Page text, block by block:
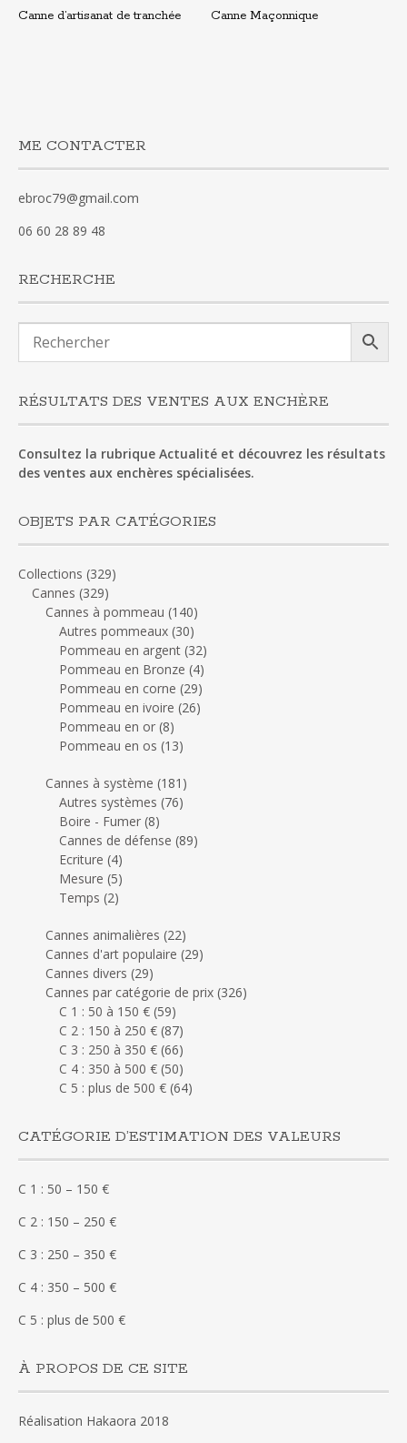
Canne d’artisanat de tranchée Canne Maçonnique
ME CONTACTER
ebroc79@gmail.com
06 60 28 89 48
RECHERCHE
RÉSULTATS DES VENTES AUX ENCHÈRE
Consultez la rubrique Actualité et découvrez les résultats
des ventes aux enchères spécialisées.
OBJETS PAR CATÉGORIES
Collections (329)
Cannes (329)
Cannes à pommeau (140)
Autres pommeaux (30)
Pommeau en argent (32)
Pommeau en Bronze (4)
Pommeau en corne (29)
Pommeau en ivoire (26)
Pommeau en or (8)
Pommeau en os (13)
Cannes à système (181)
Autres systèmes (76)
Boire - Fumer (8)
Cannes de défense (89)
Ecriture (4)
Mesure (5)
Temps (2)
Cannes animalières (22)
Cannes d'art populaire (29)
Cannes divers (29)
Cannes par catégorie de prix (326)
C 1 : 50 à 150 € (59)
C 2 : 150 à 250 € (87)
C 3 : 250 à 350 € (66)
C 4 : 350 à 500 € (50)
C 5 : plus de 500 € (64)
CATÉGORIE D’ESTIMATION DES VALEURS
C 1 : 50 – 150 €
C 2 : 150 – 250 €
C 3 : 250 – 350 €
C 4 : 350 – 500 €
C 5 : plus de 500 €
À PROPOS DE CE SITE
Réalisation Hakaora 2018